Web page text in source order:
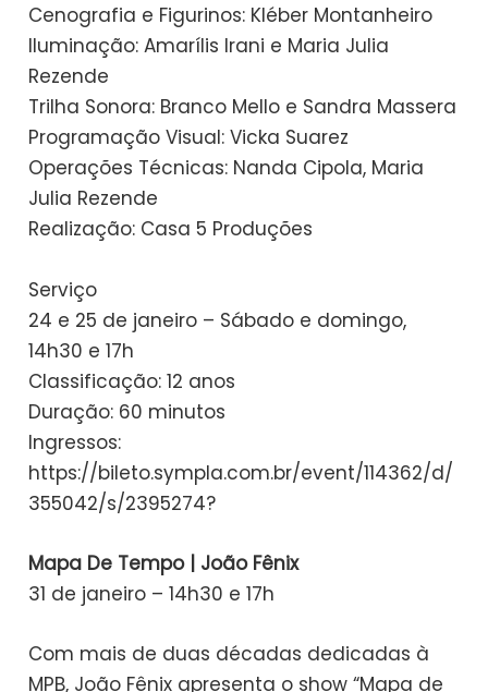
Cenografia e Figurinos: Kléber Montanheiro
Iluminação: Amarílis Irani e Maria Julia
Rezende
Trilha Sonora: Branco Mello e Sandra Massera
Programação Visual: Vicka Suarez
Operações Técnicas: Nanda Cipola, Maria
Julia Rezende
Realização: Casa 5 Produções
Serviço
24 e 25 de janeiro – Sábado e domingo,
14h30 e 17h
Classificação: 12 anos
Duração: 60 minutos
Ingressos:
https://bileto.sympla.com.br/event/114362/d/
355042/s/2395274?
Mapa De Tempo | João Fênix
31 de janeiro – 14h30 e 17h
Com mais de duas décadas dedicadas à
MPB, João Fênix apresenta o show “Mapa de